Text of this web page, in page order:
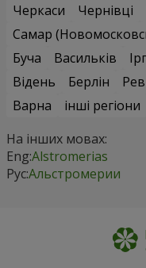
Черкаси
Чернівці
Самар
Буча
Васильків
Відень
Берлін
Варна
інші регіони
На інших мовах:
Eng:Alstromerias
Рус:Альстромерии